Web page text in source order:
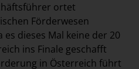
ortet
Förderwesen
dieses Mal keine der 20
ins Finale geschafft
in Österreich führt